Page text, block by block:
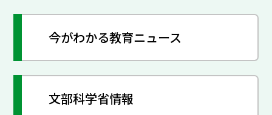
今がわかる教育ニュース
文部科学省情報